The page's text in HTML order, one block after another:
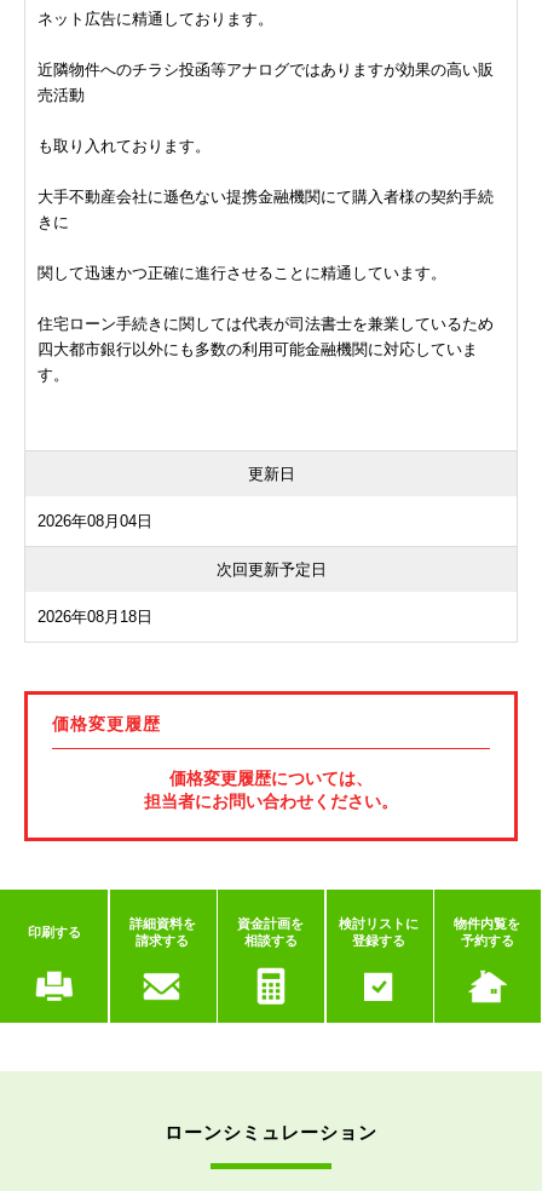
ネット広告に精通しております。
近隣物件へのチラシ投函等アナログではありますが効果の高い販
売活動
も取り入れております。
大手不動産会社に遜色ない提携金融機関にて購入者様の契約手続
きに
関して迅速かつ正確に進行させることに精通しています。
住宅ローン手続きに関しては代表が司法書士を兼業しているため
四大都市銀行以外にも多数の利用可能金融機関に対応していま
す。
更新日
2026年08月04日
次回更新予定日
2026年08月18日
価格変更履歴
価格変更履歴については、
担当者にお問い合わせください。
印刷する
詳細資料を
請求する
資金計画を
相談する
検討リストに
登録する
物件内覧を
予約する
ローンシミュレーション